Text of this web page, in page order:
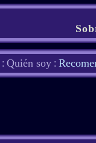
: Quién soy :